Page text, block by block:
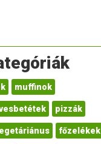
muffinok
pizzák
főzelékek